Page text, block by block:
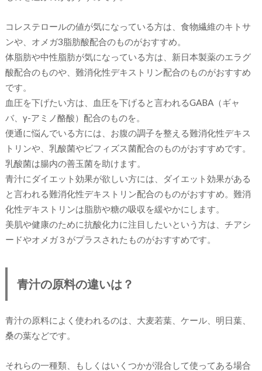
コレステロールの値が気になっている方は、食物繊維のキトサ
ンや、オメガ3脂肪酸配合のものがおすすめ。
体脂肪や中性脂肪が気になっている方は、新日本製薬のエラグ
酸配合のものや、難消化性デキストリン配合のものがおすすめ
です。
血圧を下げたい方は、血圧を下げると言われるGABA（ギャ
バ、γ-アミノ酪酸）配合のものを。
便通に悩んでいる方には、お腹の調子を整える難消化性デキス
トリンや、乳酸菌やビフィズス菌配合のものがおすすめです。
乳酸菌は腸内の善玉菌を助けます。
青汁にダイエット効果が欲しい方には、ダイエット効果がある
と言われる難消化性デキストリン配合のものがおすすめ。難消
化性デキストリンは脂肪や糖の吸収を緩やかにします。
美肌や健康のために抗酸化力に注目したいという方は、チアシ
ードやオメガ３がプラスされたものがおすすめです。
青汁の原料の違いは？
青汁の原料によく使われるのは、大麦若葉、ケール、明日葉、
桑の葉などです。
それらの一種類、もしくはいくつかが混合して使ってある場合